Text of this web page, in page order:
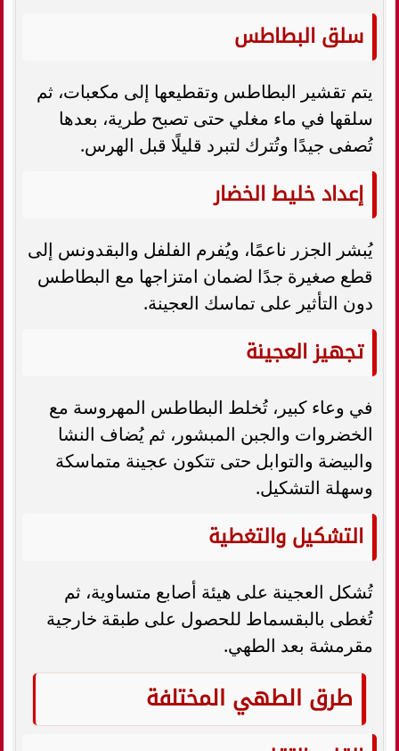
سلق البطاطس
يتم تقشير البطاطس وتقطيعها إلى مكعبات، ثم
سلقها في ماء مغلي حتى تصبح طرية، بعدها
تُصفى جيدًا وتُترك لتبرد قليلًا قبل الهرس.
إعداد خليط الخضار
يُبشر الجزر ناعمًا، ويُفرم الفلفل والبقدونس إلى
قطع صغيرة جدًا لضمان امتزاجها مع البطاطس
دون التأثير على تماسك العجينة.
تجهيز العجينة
في وعاء كبير، تُخلط البطاطس المهروسة مع
الخضروات والجبن المبشور، ثم يُضاف النشا
والبيضة والتوابل حتى تتكون عجينة متماسكة
وسهلة التشكيل.
التشكيل والتغطية
تُشكل العجينة على هيئة أصابع متساوية، ثم
تُغطى بالبقسماط للحصول على طبقة خارجية
مقرمشة بعد الطهي.
طرق الطهي المختلفة